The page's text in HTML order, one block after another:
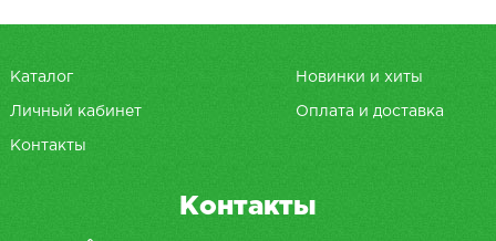
Каталог Новинки и хиты
Личный кабинет Оплата и доставка
Контакты
Контакты